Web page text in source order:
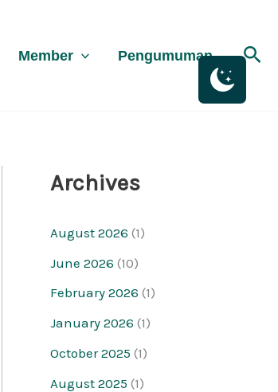
Member Pengumuman
Archives
August 2026 (1)
June 2026 (10)
February 2026 (1)
January 2026 (1)
October 2025 (1)
August 2025 (1)